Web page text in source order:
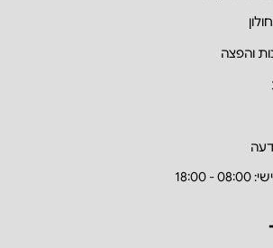
והפצה